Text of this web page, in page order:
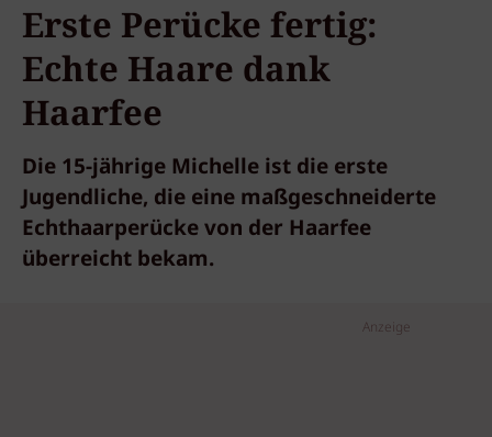
Erste Perücke fertig:
Echte Haare dank
Haarfee
Die 15-jährige Michelle ist die erste
Jugendliche, die eine maßgeschneiderte
Echthaarperücke von der Haarfee
überreicht bekam.
Anzeige